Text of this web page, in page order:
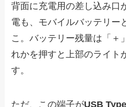
背面に充電用の差し込み口
電も、モバイルバッテリー
こ。バッテリー残量は「＋
れかを押すと上部のライト
す。
ただ、この端子がUSB